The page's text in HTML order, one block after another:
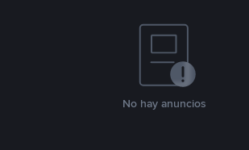
No hay anuncios